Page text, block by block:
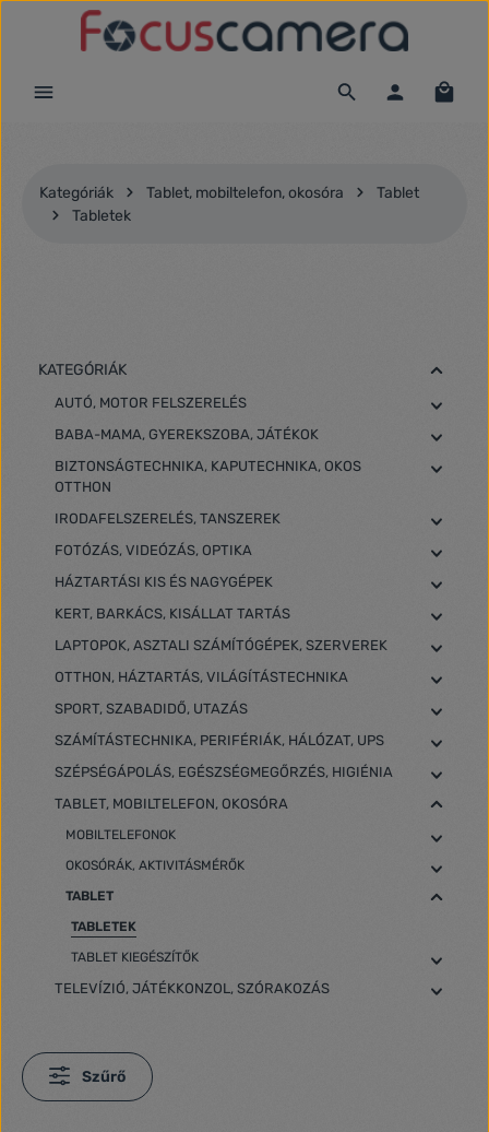
Ugrás a fő tartalomra
Kategóriák Tablet, mobiltelefon, okosóra
Tablet
Tabletek
KATEGÓRIÁK
AUTÓ, MOTOR FELSZERELÉS
BABA-MAMA, GYEREKSZOBA, JÁTÉKOK
BIZTONSÁGTECHNIKA, KAPUTECHNIKA, OKOS
OTTHON
IRODAFELSZERELÉS, TANSZEREK
FOTÓZÁS, VIDEÓZÁS, OPTIKA
HÁZTARTÁSI KIS ÉS NAGYGÉPEK
KERT, BARKÁCS, KISÁLLAT TARTÁS
LAPTOPOK, ASZTALI SZÁMÍTÓGÉPEK, SZERVEREK
OTTHON, HÁZTARTÁS, VILÁGÍTÁSTECHNIKA
SPORT, SZABADIDŐ, UTAZÁS
SZÁMÍTÁSTECHNIKA, PERIFÉRIÁK, HÁLÓZAT, UPS
SZÉPSÉGÁPOLÁS, EGÉSZSÉGMEGŐRZÉS, HIGIÉNIA
TABLET, MOBILTELEFON, OKOSÓRA
MOBILTELEFONOK
OKOSÓRÁK, AKTIVITÁSMÉRŐK
TABLET
TABLETEK
TABLET KIEGÉSZÍTŐK
TELEVÍZIÓ, JÁTÉKKONZOL, SZÓRAKOZÁS
Szűrő